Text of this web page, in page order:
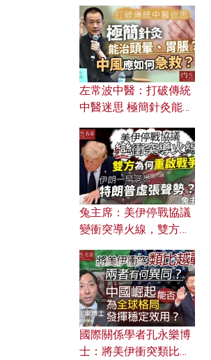
校內數字教育如何實踐
落地？
左常波中醫：打破傳統
中醫迷思 極簡針灸能治
何急救？
兔主席：美伊停戰協議
變衝突導火線，雙方為
洞悉特朗普虛張聲勢？
國際關係學者孔永樂博
士：將美伊衝突類比越